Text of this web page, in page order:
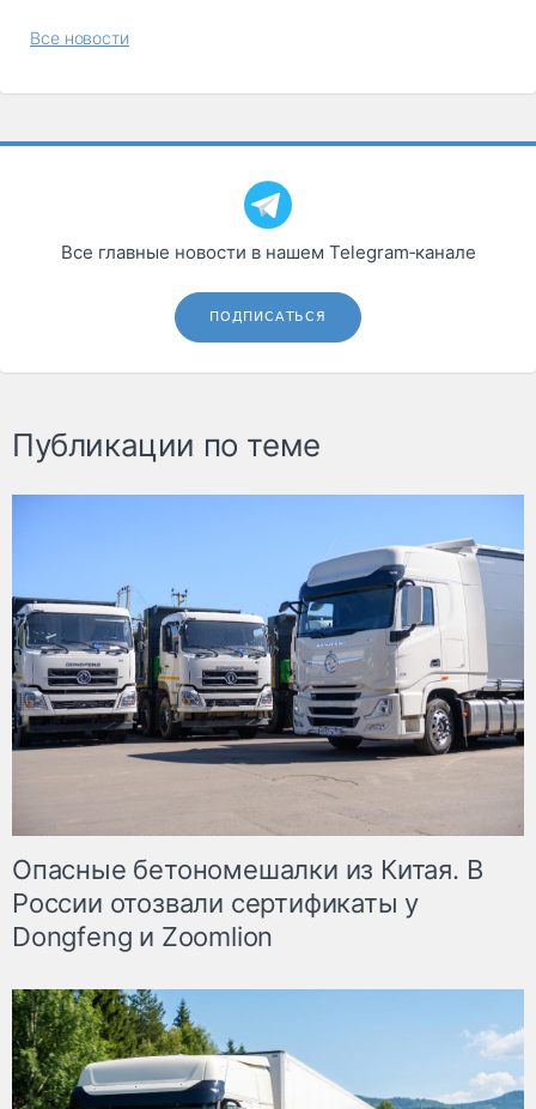
Все новости
Все главные новости в нашем Telegram‑канале
ПОДПИСАТЬСЯ
Публикации по теме
Опасные бетономешалки из Китая. В
России отозвали сертификаты у
Dongfeng и Zoomlion